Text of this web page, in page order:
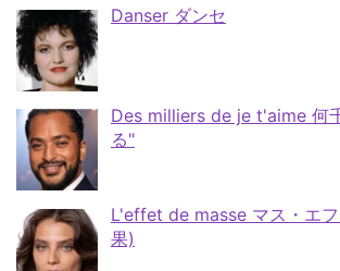
Danser ダンセ
Des milliers de je t'aime 何
る"
L'effet de masse マス・エ
果)